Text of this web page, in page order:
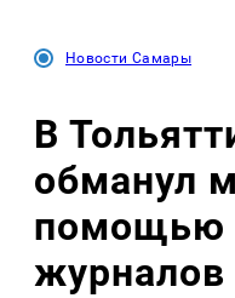
Новости Самары
В
обманул
помощью
журналов